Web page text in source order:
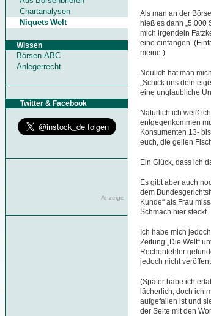
Chartanalysen
Niquets Welt
Wissen
Börsen-ABC
Anlegerrecht
Twitter & Facebook
Anzeige
Als man an der
hieß es dann „5.000
mich irgendein
eine einfangen.
meine.)
Neulich hat man
„Schick uns dein
eine unglaubliche
Natürlich ich weiß
entgegenkommen
Konsumenten 13-
euch, die geilen
Ein Glück, dass ich
Es gibt aber auch
dem
Kunde“ als Frau
Schmach hier steckt.
Ich habe mich
Zeitung „Die Welt“
Rechenfehler
jedoch nicht
(Später habe ich
lächerlich, doch ich
aufgefallen ist und
der Seite mit den